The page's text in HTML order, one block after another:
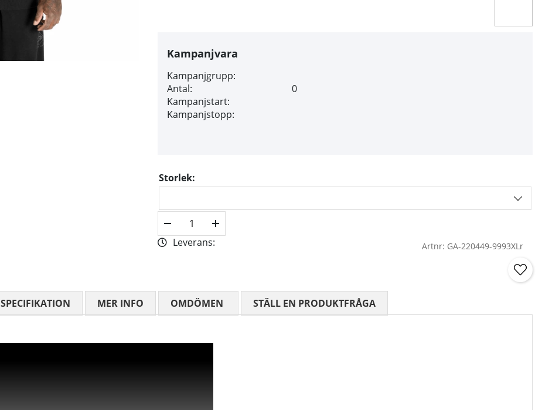
Kampanjvara
Kampanjgrupp:
Antal:
0
Kampanjstart:
Kampanjstopp:
Storlek:
Leverans: Artnr: GA-220449-9993XLr
SPECIFIKATION MER INFO OMDÖMEN MEDELBETYG 0 AV 5 ANTAL BETYG 0
STÄLL EN PRODUKTFRÅGA